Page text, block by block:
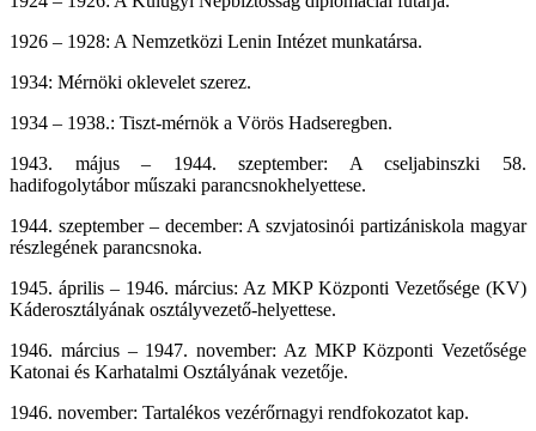
1926 – 1928: A Nemzetközi Lenin Intézet munkatársa.
1934: Mérnöki oklevelet szerez.
1934 – 1938.: Tiszt-mérnök a Vörös Hadseregben.
1943. május – 1944. szeptember: A cseljabinszki 58.
hadifogolytábor műszaki parancsnokhelyettese.
1944. szeptember – december: A szvjatosinói partizániskola magyar
részlegének parancsnoka.
1945. április – 1946. március: Az MKP Központi Vezetősége (KV)
Káderosztályának osztályvezető-helyettese.
1946. március – 1947. november: Az MKP Központi Vezetősége
Katonai és Karhatalmi Osztályának vezetője.
1946. november: Tartalékos vezérőrnagyi rendfokozatot kap.